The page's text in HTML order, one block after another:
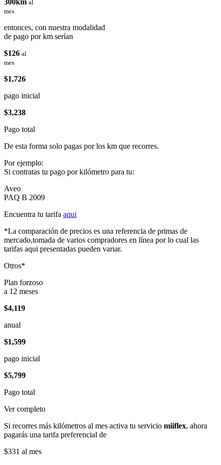
al
mes
entonces, con nuestra modalidad
de pago por km serían
$126 al
mes
$1,726
pago inicial
$3,238
Pago total
De esta forma solo pagas por los km que recorres.
Por ejemplo:
Si contratas tu pago por kilómetro para tu:
Aveo
PAQ B 2009
Encuentra tu tarifa aqui
*La comparación de precios es una referencia de primas de
mercado,tomada de varios compradores en línea por lo cual las
tarifas aqui presentadas pueden variar.
Otros*
Plan forzoso
a 12 meses
$4,119
anual
$1,599
pago inicial
$5,799
Pago total
Ver completo
Si recorres más kilómetros al mes activa tu servicio miiflex, ahora
pagarás una tarifa preferencial de
$331 al mes